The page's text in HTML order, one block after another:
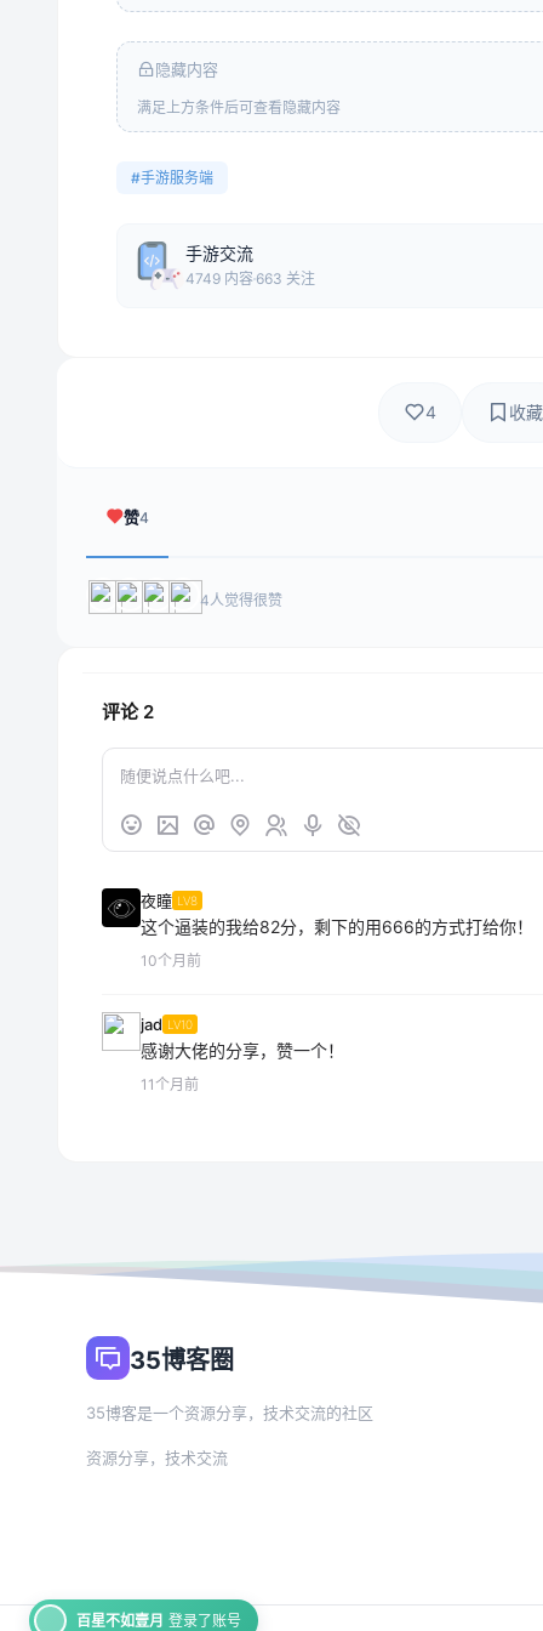
隐藏内容
满足上方条件后可查看隐藏内容
#手游服务端
手游交流
4749 内容 663 关注
4 收藏
赞4
4人觉得很赞
评论 2
夜瞳 LV8
这个逼装的我给82分，剩下的用666的方式打给你！
10个月前
jad LV10
感谢大佬的分享，赞一个！
11个月前
百星不如壹月 登录了账号
35博客圈
35博客是一个资源分享，技术交流的社区
资源分享，技术交流